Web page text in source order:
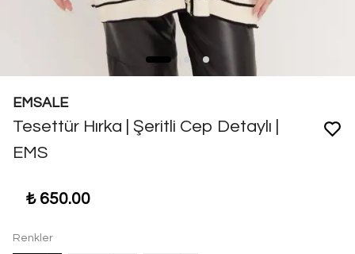
EMSALE
Tesettür Hırka | Şeritli Cep Detaylı |
EMS
₺ 650.00
Renkler